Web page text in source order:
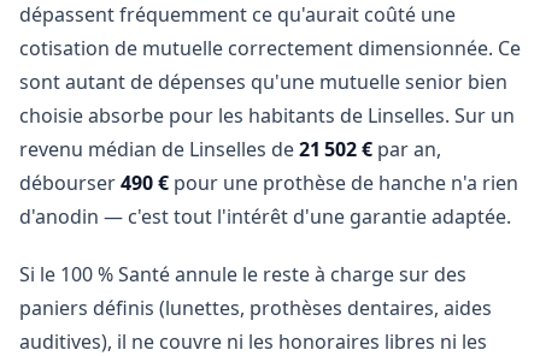
dépassent fréquemment ce qu'aurait coûté une
cotisation de mutuelle correctement dimensionnée. Ce
sont autant de dépenses qu'une mutuelle senior bien
choisie absorbe pour les habitants de Linselles. Sur un
revenu médian de Linselles de21 502 € par an,
débourser490 € pour une prothèse de hanche n'a rien
d'anodin — c'est tout l'intérêt d'une garantie adaptée.
Si le 100 % Santé annule le reste à charge sur des
paniers définis (lunettes, prothèses dentaires, aides
auditives), il ne couvre ni les honoraires libres ni les